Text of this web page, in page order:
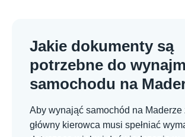
Jakie dokumenty są
potrzebne do
samochodu na
Aby wynająć samochód na Maderze
główny kierowca musi spełniać